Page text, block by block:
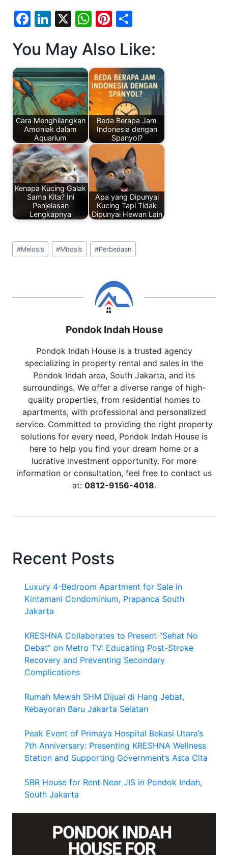
F
c
e
b
o
o
k
Li
k
e
dI
n
X
W
at
s
A
p
p
Pi
er
e
st
ar
e
You May Also Like:
Cara Menghilangkan
Amoniak dalam
Aquarium
Beda Berapa Jam
Indonesia dengan
Spanyol?
Kenapa Kucing Galak
Sama Kita? Ini
Penjelasan
Lengkapnya
Apa yang Dipunyai
Kucing Tapi Tidak
Dipunyai Hewan Lain
Post
Tags:
#Meiosis #Mitosis #Perbedaan
Pondok Indah House
Pondok Indah House is a trusted agency
specializing in property rental and sales in the
Pondok Indah area, South Jakarta, and its
surroundings. We offer a diverse range of high-
quality properties, from residential homes to
apartments, with professional and personalized
service. Committed to providing the right property
solutions for every need, Pondok Indah House is
here to help you find your dream home or a
lucrative investment opportunity. For more
information or consultation, feel free to contact us
at: 0812-9156-4018.
Recent Posts
Luxury 4-Bedroom Apartment for Sale in
Kintamani Condominium, Prapanca South
Jakarta
KRESHNA Collaborates to Present “Sehat No
Debat” on Metro TV: Educating Post-Stroke
Recovery and Preventing Secondary
Complications
Rumah Mewah SHM Dijual di Hang Jebat,
Kebayoran Baru Jakarta Selatan
Peak Event of Primaya Hospital Bekasi Utara’s
7th Anniversary: Presenting KRESHNA Wellness
Station and Supporting Government’s Asta Cita
5BR House for Rent Near JIS in Pondok Indah,
South Jakarta